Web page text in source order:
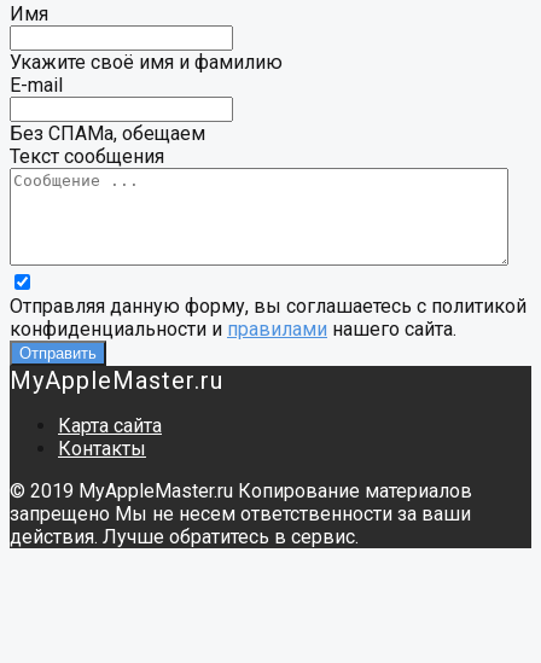
Имя
Укажите своё имя и фамилию
E-mail
Без СПАМа, обещаем
Текст сообщения
Отправляя данную форму, вы соглашаетесь с политикой
конфиденциальности и правилами нашего сайта.
MyAppleMaster.ru
Карта сайта
Контакты
© 2019 MyAppleMaster.ru Копирование материалов
запрещено Мы не несем ответственности за ваши
действия. Лучше обратитесь в сервис.